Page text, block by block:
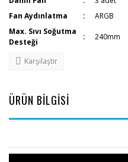
Fan Aydınlatma
ARGB
Max. Sıvı Soğutma
Desteği
240mm
Karşılaştır
ÜRÜN BİLGİSİ